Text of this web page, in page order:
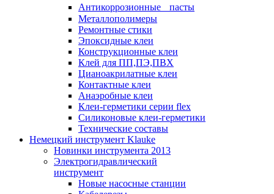
Антикоррозионные пасты
Металлополимеры
Ремонтные стики
Эпоксидные клеи
Конструкционные клеи
Клей для ПП,ПЭ,ПВХ
Цианоакрилатные клеи
Контактные клеи
Анаэробные клеи
Клеи-герметики серии flex
Силиконовые клеи-герметики
Технические составы
Немецкий инструмент Klauke
Новинки инструмента 2013
Электрогидравлический
инструмент
Новые насосные станции